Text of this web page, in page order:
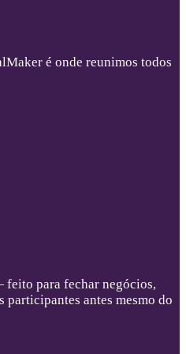
é onde reunimos todos
para fechar negócios,
participantes antes mesmo do